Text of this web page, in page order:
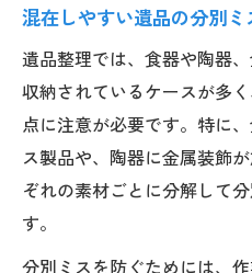
混在しやすい遺品の分別
遺品整理では、食器や陶器
収納されているケースが多
点に注意が必要です。特に
ス製品や、陶器に金属装飾
ぞれの素材ごとに分解して
す。
分別ミスを防ぐためには、